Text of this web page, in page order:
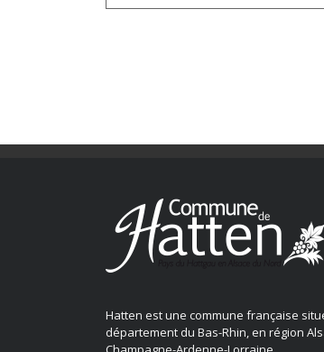
Hatten est une commune française
département du Bas-Rhin, en région